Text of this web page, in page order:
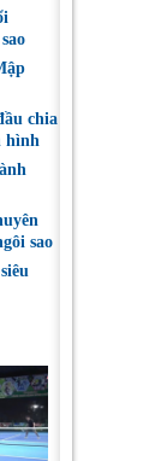
chia
hình
sao